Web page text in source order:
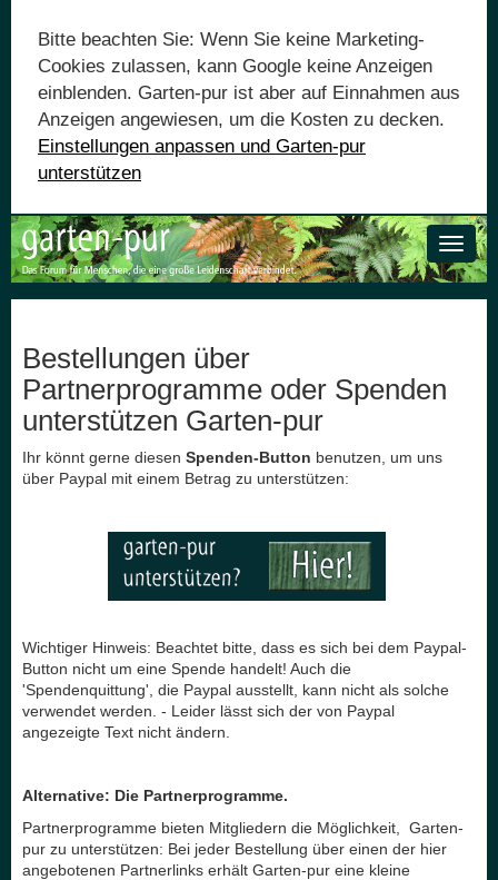
Bitte beachten Sie: Wenn Sie keine Marketing-
Cookies zulassen, kann Google keine Anzeigen
einblenden. Garten-pur ist aber auf Einnahmen aus
Anzeigen angewiesen, um die Kosten zu decken.
Einstellungen anpassen und Garten-pur
unterstützen
Toggle
Bestellungen über
Partnerprogramme oder Spenden
unterstützen Garten-pur
Ihr könnt gerne diesen Spenden-Button benutzen, um uns
über Paypal mit einem Betrag zu unterstützen:
Wichtiger Hinweis: Beachtet bitte, dass es sich bei dem Paypal-
Button nicht um eine Spende handelt! Auch die
'Spendenquittung', die Paypal ausstellt, kann nicht als solche
verwendet werden. - Leider lässt sich der von Paypal
angezeigte Text nicht ändern.
Alternative: Die Partnerprogramme.
Partnerprogramme bieten Mitgliedern die Möglichkeit, Garten-
pur zu unterstützen: Bei jeder Bestellung über einen der hier
angebotenen Partnerlinks erhält Garten-pur eine kleine